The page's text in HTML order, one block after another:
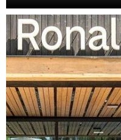
odpowiedzialnością biznesu.